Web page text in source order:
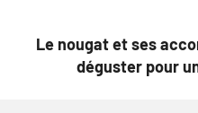
Le nougat et ses
déguster pour